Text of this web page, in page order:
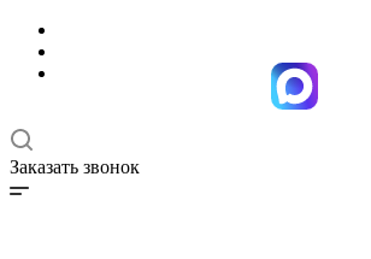
Заказать звонок